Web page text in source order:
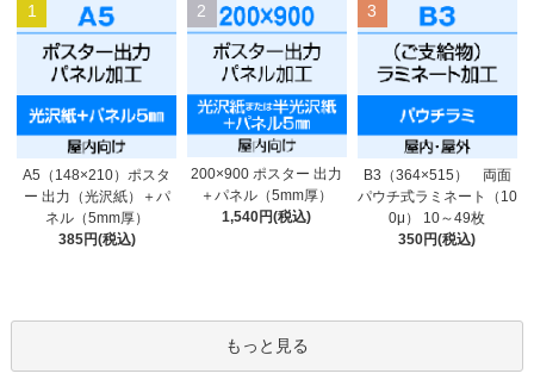
1
A5（148×210）ポスタ
ー 出力（光沢紙）＋パ
ネル（5mm厚）
385円(税込)
2
200×900 ポスター 出力
＋パネル（5mm厚）
1,540円(税込)
3
B3（364×515） 両面
パウチ式ラミネート（10
0μ） 10～49枚
350円(税込)
もっと見る